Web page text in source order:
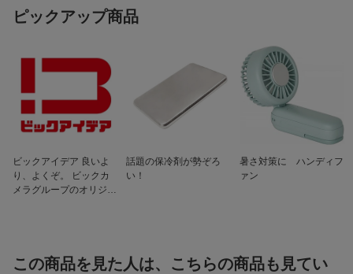
ISO感度
AUTO / 50* / 100 〜 51200 / 102400* /2
シャッタースピード
【メカシャッター】 B(バルブ)(最大約30
分)、 60〜1/8000秒
【電子先幕】 B(バルブ)(最大約30分)、
60〜1/2000秒
【電子シャッター】 B(バルブ)(最大約60
【動画】 1/25*〜1/16000秒
*：シャッター速度リミッター : OFF設定
約184万ドット
ピックアップ商品
ビックアイデア 良いよ
り、よくぞ。 ビックカ
メラグループのオリジナ
話題の保冷剤が勢ぞろ
い！
暑さ対策に ハンディフ
ァン
この商品を見た人は、こちらの商品も見てい